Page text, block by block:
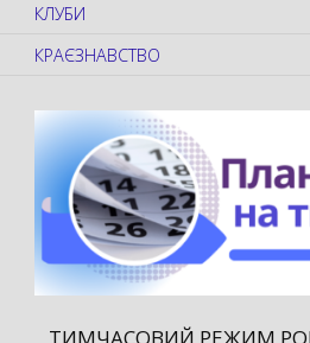
КЛУБИ
КРАЄЗНАВСТВО